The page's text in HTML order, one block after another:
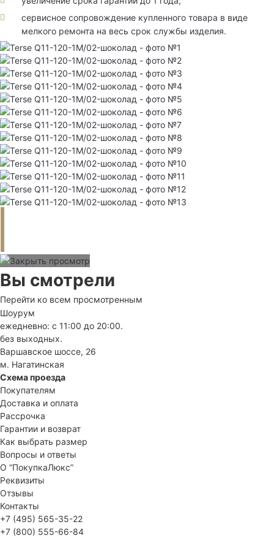
сервисное сопровождение купленного товара в виде
мелкого ремонта на весь срок службы изделия.
Вы смотрели
Перейти ко всем просмотренным
Шоурум
ежедневно: с 11:00 до 20:00.
без выходных.
Варшавское шоссе, 26
м. Нагатинская
Схема проезда
Покупателям
Доставка и оплата
Рассрочка
Гарантии и возврат
Как выбрать размер
Вопросы и ответы
О “ПокупкаЛюкс”
Реквизиты
Отзывы
Контакты
+7 (495) 565-35-22
+7 (800) 555-66-84